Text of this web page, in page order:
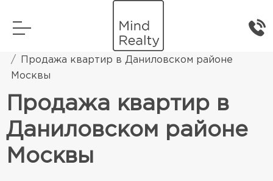
Элитная жилая недвижимость
Продажа квартир в Даниловском районе
Москвы
Продажа квартир в
Даниловском районе
Москвы